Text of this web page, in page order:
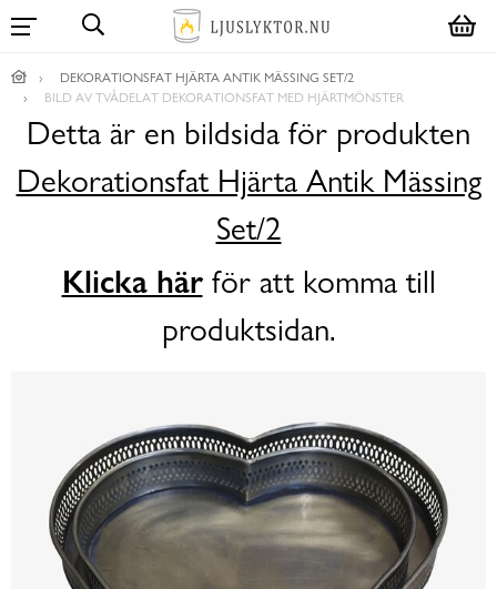
DEKORATIONSFAT HJÄRTA ANTIK MÄSSING SET/2
BILD AV TVÅDELAT DEKORATIONSFAT MED HJÄRTMÖNSTER
Detta är en bildsida för produkten
Dekorationsfat Hjärta Antik Mässing
Set/2
Klicka härför att komma till
produktsidan.